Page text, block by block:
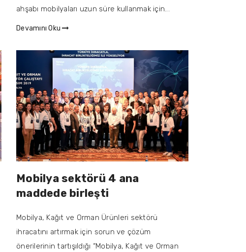
ahşabı mobilyaları uzun süre kullanmak için...
Devamını Oku
Mobilya sektörü 4 ana
maddede birleşti
Mobilya, Kağıt ve Orman Ürünleri sektörü
ihracatını artırmak için sorun ve çözüm
önerilerinin tartışıldığı “Mobilya, Kağıt ve Orman